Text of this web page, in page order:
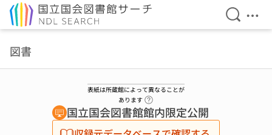
検索を
メ
図書
表紙は所蔵館によって異なることが
あります
国立国会図書館館内限定公開